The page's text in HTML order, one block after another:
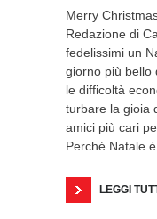
Merry
Redazione di
fedelissimi un
giorno più bello
le difficoltà
turbare la gioia
amici più cari
Perché Natale
LEGGI